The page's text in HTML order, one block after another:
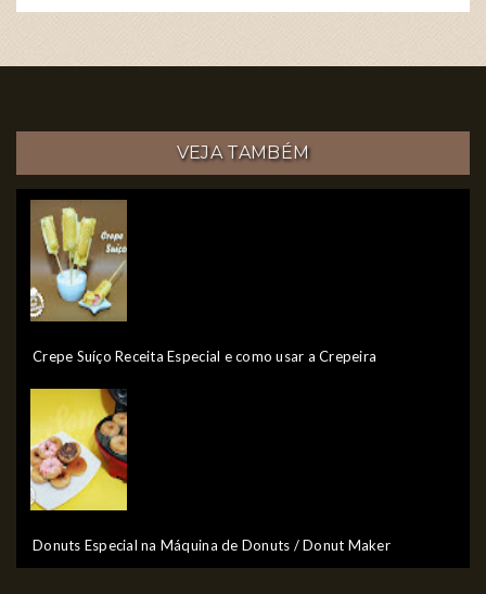
VEJA TAMBÉM
Crepe Suíço Receita Especial e como usar a Crepeira
Donuts Especial na Máquina de Donuts / Donut Maker